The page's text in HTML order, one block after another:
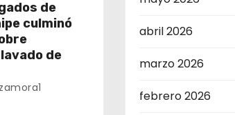
de
culminó
de
abril 2026
marzo 2026
febrero 2026